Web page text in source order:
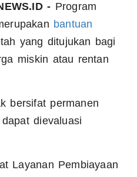
- Program
bantuan
yang ditujukan bagi
miskin atau rentan
bersifat permanen
dievaluasi
Layanan Pembiayaan